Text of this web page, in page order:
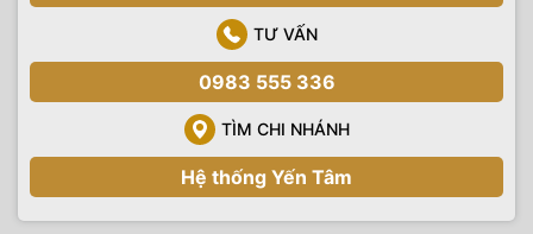
TƯ VẤN
0983 555 336
TÌM CHI NHÁNH
Hệ thống Yến Tâm